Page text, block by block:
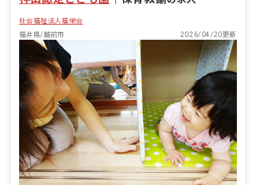
社会福祉法人福栄会
福井県/越前市
2026/04/20更新